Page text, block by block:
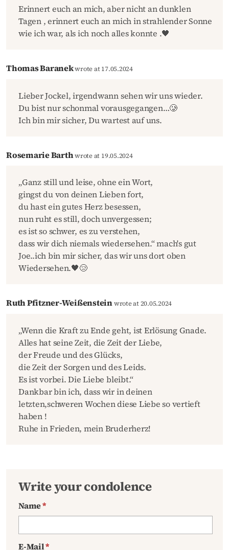
Erinnert euch an mich, aber nicht an dunklen
Tagen , erinnert euch an mich in strahlender Sonne
wie ich war, als ich noch alles konnte .🖤
Thomas Baranekwrote at 17.05.2024
Lieber Jockel, irgendwann sehen wir uns wieder.
Du bist nur schonmal vorausgegangen…🥲
Ich bin mir sicher, Du wartest auf uns.
Rosemarie Barthwrote at 19.05.2024
„Ganz still und leise, ohne ein Wort,
gingst du von deinen Lieben fort,
du hast ein gutes Herz besessen,
nun ruht es still, doch unvergessen;
es ist so schwer, es zu verstehen,
dass wir dich niemals wiedersehen.“ mach's gut
Joe..ich bin mir sicher, das wir uns dort oben
Wiedersehen.🖤😢
Ruth Pfitzner-Weißensteinwrote at 20.05.2024
„Wenn die Kraft zu Ende geht, ist Erlösung Gnade.
Alles hat seine Zeit, die Zeit der Liebe,
der Freude und des Glücks,
die Zeit der Sorgen und des Leids.
Es ist vorbei. Die Liebe bleibt.“
Dankbar bin ich, dass wir in deinen
letzten,schweren Wochen diese Liebe so vertieft
haben !
Ruhe in Frieden, mein Bruderherz!
Write your condolence
Name*
E-Mail*